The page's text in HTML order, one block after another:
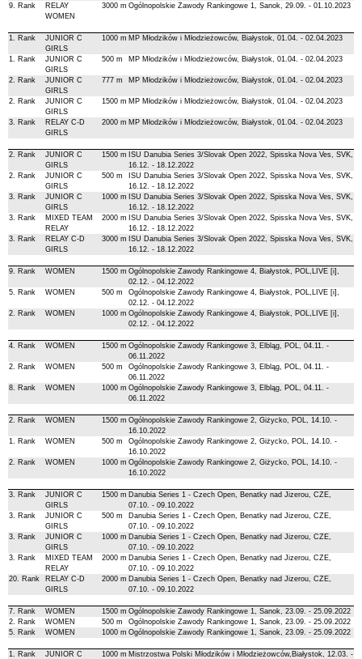
9. Rank
RELAY
WOMEN
3000 m Ogólnopolskie Zawody Rankingowe 1, Sanok, 29.09. - 01.10.2023
1. Rank
JUNIOR C
GIRLS
1000 m MP Młodzików i Młodzieżowców, Białystok, 01.04. - 02.04.2023
1. Rank
JUNIOR C
GIRLS
500 m MP Młodzików i Młodzieżowców, Białystok, 01.04. - 02.04.2023
2. Rank
JUNIOR C
GIRLS
777 m MP Młodzików i Młodzieżowców, Białystok, 01.04. - 02.04.2023
2. Rank
JUNIOR C
GIRLS
1500 m MP Młodzików i Młodzieżowców, Białystok, 01.04. - 02.04.2023
3. Rank
RELAY C-D
GIRLS
2000 m MP Młodzików i Młodzieżowców, Białystok, 01.04. - 02.04.2023
2. Rank
JUNIOR C
GIRLS
1500 m ISU Danubia Series 3/Slovak Open 2022, Spisska Nova Ves, SVK,
16.12. - 18.12.2022
2. Rank
JUNIOR C
GIRLS
500 m
ISU Danubia Series 3/Slovak Open 2022, Spisska Nova Ves, SVK,
16.12. - 18.12.2022
3. Rank
JUNIOR C
GIRLS
1000 m ISU Danubia Series 3/Slovak Open 2022, Spisska Nova Ves, SVK,
16.12. - 18.12.2022
3. Rank
MIXED TEAM
RELAY
2000 m ISU Danubia Series 3/Slovak Open 2022, Spisska Nova Ves, SVK,
16.12. - 18.12.2022
3. Rank
RELAY C-D
GIRLS
3000 m ISU Danubia Series 3/Slovak Open 2022, Spisska Nova Ves, SVK,
16.12. - 18.12.2022
9. Rank WOMEN 1500 m Ogólnopolskie Zawody Rankingowe 4, Białystok, POL,LIVE [i],
02.12. - 04.12.2022
5. Rank
WOMEN 500 m
Ogólnopolskie Zawody Rankingowe 4, Białystok, POL,LIVE [i],
02.12. - 04.12.2022
2. Rank
WOMEN 1000 m Ogólnopolskie Zawody Rankingowe 4, Białystok, POL,LIVE [i],
02.12. - 04.12.2022
4. Rank WOMEN 1500 m Ogólnopolskie Zawody Rankingowe 3, Elbląg, POL, 04.11. -
06.11.2022
2. Rank
WOMEN 500 m
Ogólnopolskie Zawody Rankingowe 3, Elbląg, POL, 04.11. -
06.11.2022
8. Rank
WOMEN 1000 m Ogólnopolskie Zawody Rankingowe 3, Elbląg, POL, 04.11. -
06.11.2022
2. Rank WOMEN 1500 m Ogólnopolskie Zawody Rankingowe 2, Giżycko, POL, 14.10. -
16.10.2022
1. Rank
WOMEN 500 m
Ogólnopolskie Zawody Rankingowe 2, Giżycko, POL, 14.10. -
16.10.2022
2. Rank
WOMEN 1000 m Ogólnopolskie Zawody Rankingowe 2, Giżycko, POL, 14.10. -
16.10.2022
3. Rank
JUNIOR C
GIRLS
1500 m Danubia Series 1 - Czech Open, Benatky nad Jizerou, CZE,
07.10. - 09.10.2022
3. Rank
JUNIOR C
GIRLS
500 m
Danubia Series 1 - Czech Open, Benatky nad Jizerou, CZE,
07.10. - 09.10.2022
3. Rank
JUNIOR C
GIRLS
1000 m Danubia Series 1 - Czech Open, Benatky nad Jizerou, CZE,
07.10. - 09.10.2022
3. Rank
MIXED TEAM
RELAY
2000 m Danubia Series 1 - Czech Open, Benatky nad Jizerou, CZE,
07.10. - 09.10.2022
20. Rank
RELAY C-D
GIRLS
2000 m Danubia Series 1 - Czech Open, Benatky nad Jizerou, CZE,
07.10. - 09.10.2022
7. Rank WOMEN 1500 m Ogólnopolskie Zawody Rankingowe 1, Sanok, 23.09. - 25.09.2022
2. Rank
WOMEN 500 m
Ogólnopolskie Zawody Rankingowe 1, Sanok, 23.09. - 25.09.2022
5. Rank
WOMEN 1000 m Ogólnopolskie Zawody Rankingowe 1, Sanok, 23.09. - 25.09.2022
1. Rank
JUNIOR C
1000 m Mistrzostwa Polski Młodzików i Młodzieżowców,Białystok, 12.03. -